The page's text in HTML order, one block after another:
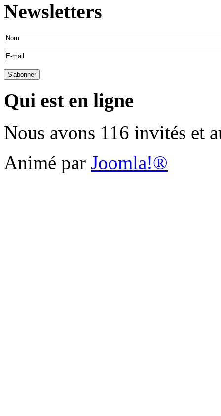
Newsletters
Qui est en ligne
Nous avons 116 invités et
Animé par Joomla!®